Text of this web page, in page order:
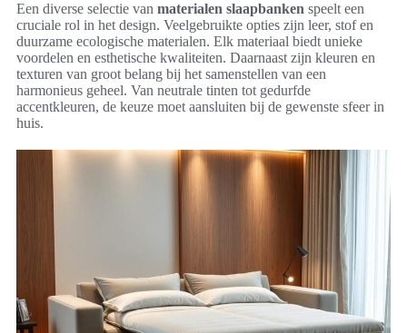
Een diverse selectie van materialen slaapbanken speelt een
cruciale rol in het design. Veelgebruikte opties zijn leer, stof en
duurzame ecologische materialen. Elk materiaal biedt unieke
voordelen en esthetische kwaliteiten. Daarnaast zijn kleuren en
texturen van groot belang bij het samenstellen van een
harmonieus geheel. Van neutrale tinten tot gedurfde
accentkleuren, de keuze moet aansluiten bij de gewenste sfeer in
huis.